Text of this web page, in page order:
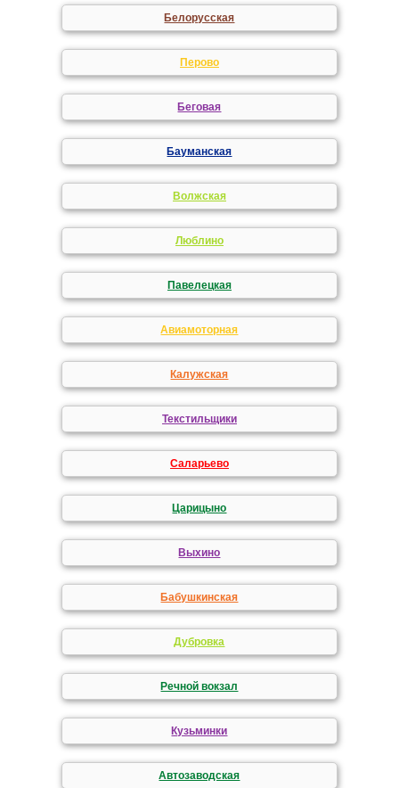
Белорусская
Перово
Беговая
Бауманская
Волжская
Люблино
Павелецкая
Авиамоторная
Калужская
Текстильщики
Саларьево
Царицыно
Выхино
Бабушкинская
Дубровка
Речной вокзал
Кузьминки
Автозаводская